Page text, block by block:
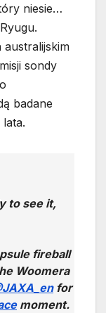
niesie…
australijskim
sondy
badane
to see it,
fireball
Woomera
for
moment.